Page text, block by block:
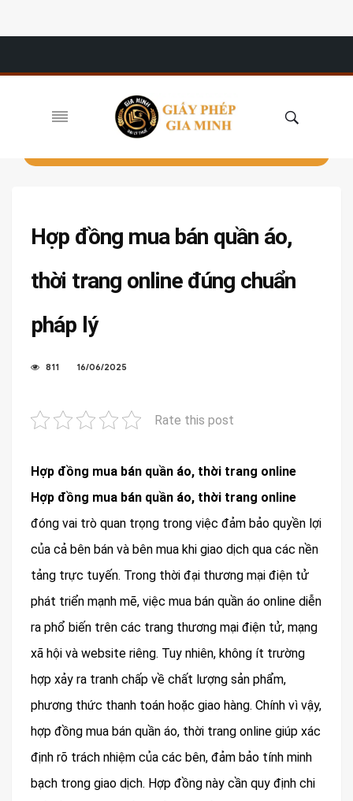
Hợp đồng mua bán quần áo,
thời trang online đúng chuẩn
pháp lý
811 16/06/2025
Rate this post
Hợp đồng mua bán quần áo, thời trang online
Hợp đồng mua bán quần áo, thời trang online
đóng vai trò quan trọng trong việc đảm bảo quyền lợi
của cả bên bán và bên mua khi giao dịch qua các nền
tảng trực tuyến. Trong thời đại thương mại điện tử
phát triển mạnh mẽ, việc mua bán quần áo online diễn
ra phổ biến trên các trang thương mại điện tử, mạng
xã hội và website riêng. Tuy nhiên, không ít trường
hợp xảy ra tranh chấp về chất lượng sản phẩm,
phương thức thanh toán hoặc giao hàng. Chính vì vậy,
hợp đồng mua bán quần áo, thời trang online giúp xác
định rõ trách nhiệm của các bên, đảm bảo tính minh
bạch trong giao dịch. Hợp đồng này cần quy định chi